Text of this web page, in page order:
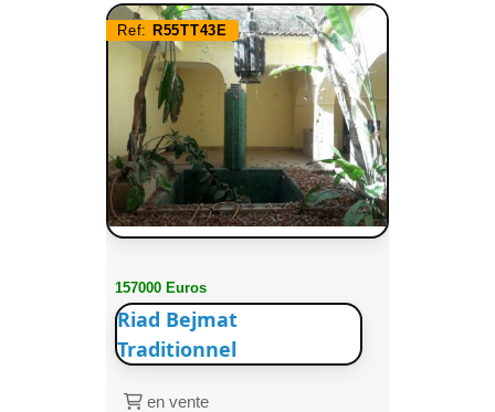
Ref: R55TT43E
157000 Euros
Riad Bejmat
Traditionnel
en vente